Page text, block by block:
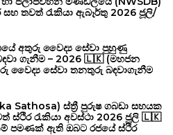
තවත් රැකියා ඇබෑර්තු 2026 ජූලි/
අතුරු වෛද්‍ය සේවා පුහුණු
ගැනීම – 2026 🇱🇰 (මහජන
වෛද්‍ය සේවා තනතුරු බඳවාගැනීම
Sathosa) ස්ත්‍රී පුරුෂ ගබඩා සහයක
රැකියා අවස්ථා 2026 ජූලි 🇱🇰
පමණක් ඇති ඔබට රජයේ ස්ථිර